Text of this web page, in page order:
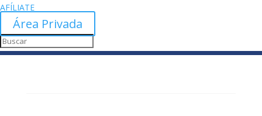
AFÍLIATE
Área Privada